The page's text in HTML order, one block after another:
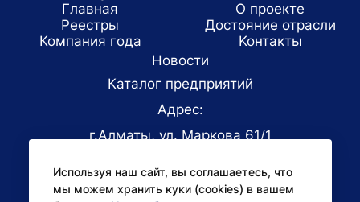
Используя наш сайт, вы соглашаетесь, что
мы можем хранить куки (cookies) в вашем
Главная
О проекте
Реестры
Достояние отрасли
Компания года
Koнтaкты
Новости
Каталог предприятий
Адрес:
г.Алматы, ул. Маркова 61/1
office@niac.kz